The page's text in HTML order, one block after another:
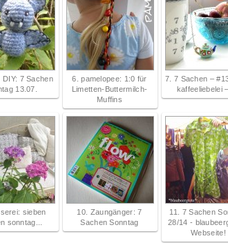
DIY: 7 Sachen
13.07.
6. pamelopee: 1:0 für
Limetten-Buttermilch-
Muffins
7. 7 Sachen –
kaffeeliebelei
sieben
sonntag...
10. Zaungänger: 7
Sachen Sonntag
11. 7 Sachen
28/14 -
Webseite!